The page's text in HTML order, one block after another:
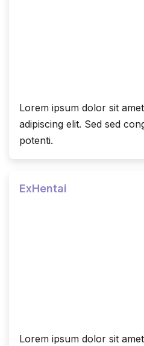
Lorem ipsum dolor sit
adipiscing elit. Sed sed
potenti.
ExHentai
Lorem ipsum dolor sit